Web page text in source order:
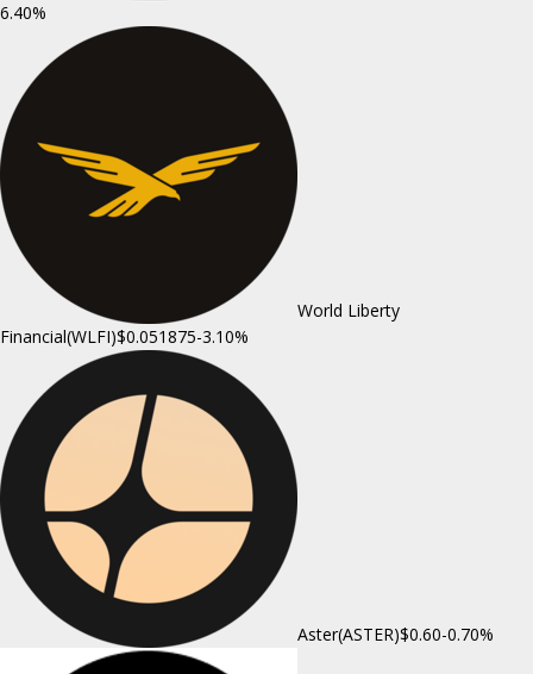
6.40%
World Liberty
Financial(WLFI)$0.051875-3.10%
Aster(ASTER)$0.60-0.70%